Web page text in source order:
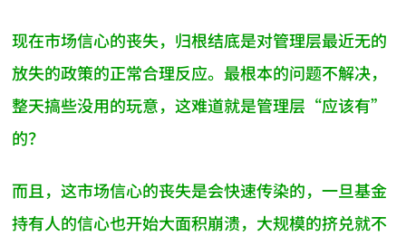
现在市场信心的丧失，归根结底是对管理层最近无的
放失的政策的正常合理反应。最根本的问题不解决，
整天搞些没用的玩意，这难道就是管理层“应该有”
的？
而且，这市场信心的丧失是会快速传染的，一旦基金
持有人的信心也开始大面积崩溃，大规模的挤兑就不